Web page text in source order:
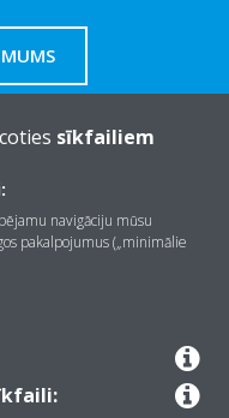
sīkfailiem
navigāciju mūsu
pakalpojumus („minimālie